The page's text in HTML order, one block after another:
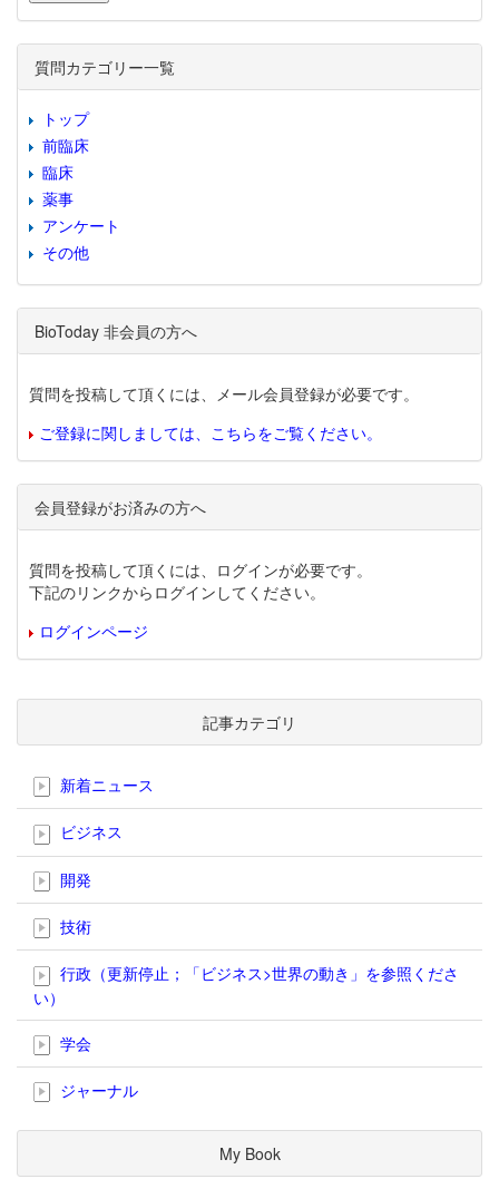
質問カテゴリー一覧
トップ
前臨床
臨床
薬事
アンケート
その他
BioToday 非会員の方へ
質問を投稿して頂くには、メール会員登録が必要です。
ご登録に関しましては、こちらをご覧ください。
会員登録がお済みの方へ
質問を投稿して頂くには、ログインが必要です。
下記のリンクからログインしてください。
ログインページ
記事カテゴリ
新着ニュース
ビジネス
開発
技術
行政（更新停止；「ビジネス>世界の動き」を参照くださ
い）
学会
ジャーナル
My Book